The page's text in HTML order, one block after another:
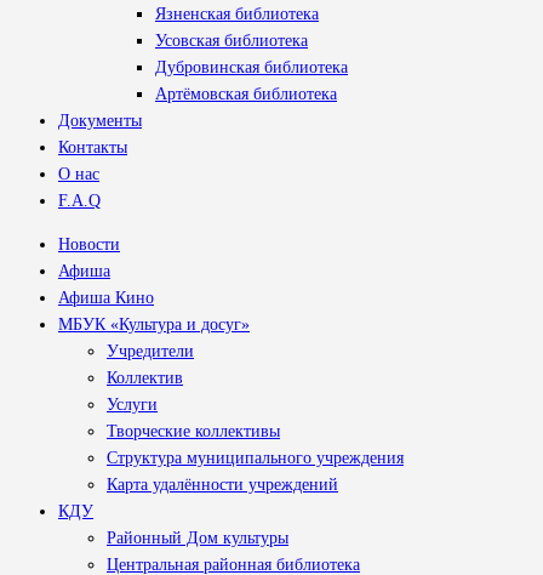
Язненская библиотека
Усовская библиотека
Дубровинская библиотека
Артёмовская библиотека
Документы
Контакты
О нас
F.A.Q
Новости
Афиша
Афиша Кино
МБУК «Культура и досуг»
Учредители
Коллектив
Услуги
Творческие коллективы
Структура муниципального учреждения
Карта удалённости учреждений
КДУ
Районный Дом культуры
Центральная районная библиотека